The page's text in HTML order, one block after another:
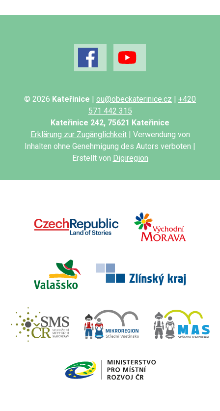
© 2026 Kateřinice | ou@obeckaterinice.cz | +420
571 442 315
Kateřinice 242, 75621 Kateřinice
Erklärung zur Zugänglichkeit| Verwendung von
Inhalten ohne Genehmigung des Autors verboten |
Erstellt von Digiregion